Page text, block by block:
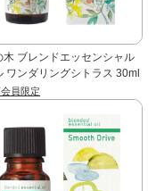
木 ブレンドエッセンシャル
ワンダリングシトラス 30ml
員限定